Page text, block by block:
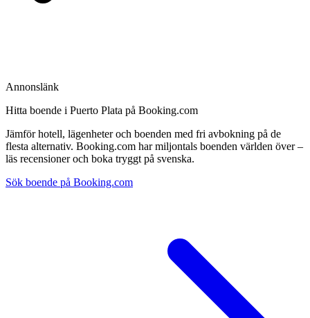
Annonslänk
Hitta boende i Puerto Plata på Booking.com
Jämför hotell, lägenheter och boenden med fri avbokning på de
flesta alternativ. Booking.com har miljontals boenden världen över –
läs recensioner och boka tryggt på svenska.
Sök boende på Booking.com